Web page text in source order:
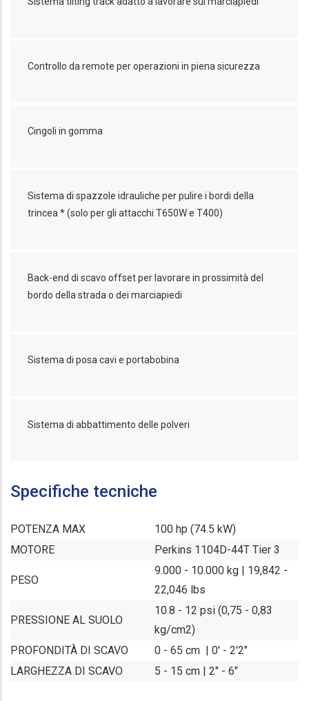
Controllo da remote per operazioni in piena sicurezza
Cingoli in gomma
Sistema di spazzole idrauliche per pulire i bordi della
trincea * (solo per gli attacchi T650W e T400)
Back-end di scavo offset per lavorare in prossimità del
bordo della strada o dei marciapiedi
Sistema di posa cavi e portabobina
Sistema di abbattimento delle polveri
Specifiche tecniche
POTENZA MAX
100 hp (74.5 kW)
MOTORE
Perkins 1104D-44T Tier 3
PESO
9.000 - 10.000 kg | 19,842 -
22,046 lbs
PRESSIONE AL SUOLO
10.8 - 12 psi (0,75 - 0,83
kg/cm2)
PROFONDITÀ DI SCAVO
0 - 65 cm | 0' - 2'2"
LARGHEZZA DI SCAVO
5 - 15 cm | 2" - 6"